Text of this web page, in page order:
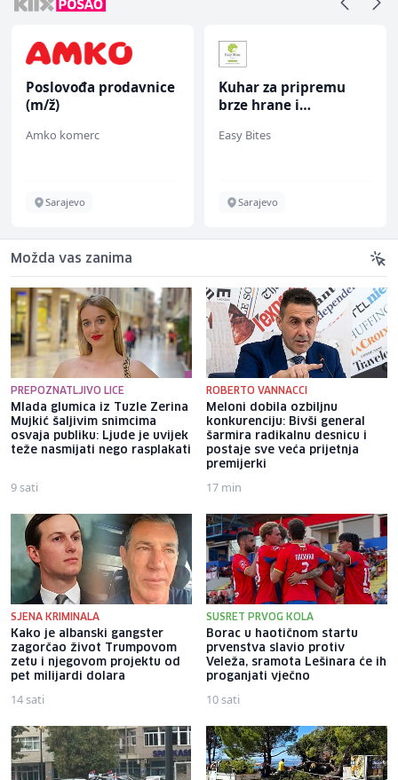
Poslovođa prodavnice
(m/ž)
Amko komerc
Sarajevo
Kuhar za pripremu
brze hrane i
ž)
Easy Bites
Sarajevo
Možda vas zanima
PREPOZNATLJIVO LICE
Mlada glumica iz Tuzle Zerina
Mujkić šaljivim snimcima
osvaja publiku: Ljude je uvijek
teže nasmijati nego rasplakati
9 sati
ROBERTO VANNACCI
Meloni dobila ozbiljnu
konkurenciju: Bivši general
šarmira radikalnu desnicu i
postaje sve veća prijetnja
premijerki
17 min
SJENA KRIMINALA
Kako je albanski gangster
zagorčao život Trumpovom
zetu i njegovom projektu od
pet milijardi dolara
14 sati
SUSRET PRVOG KOLA
Borac u haotičnom startu
prvenstva slavio protiv
Veleža, sramota Lešinara će ih
proganjati vječno
10 sati